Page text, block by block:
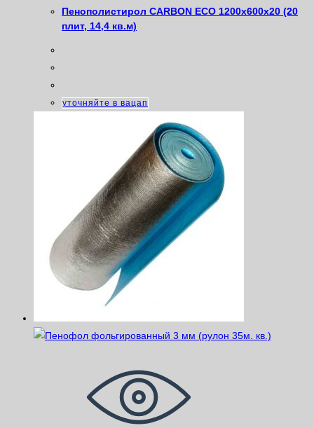
Пенополистирол CARBON ECO 1200х600х20 (20
плит, 14,4 кв.м)
уточняйте в вацап